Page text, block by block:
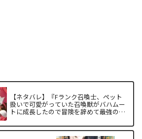
【ネタバレ】『Fランク召喚士、ペット
扱いで可愛がっていた召喚獣がバハムー
トに成長したので冒険を辞めて最強の竜
と感動の構造を徹底解析